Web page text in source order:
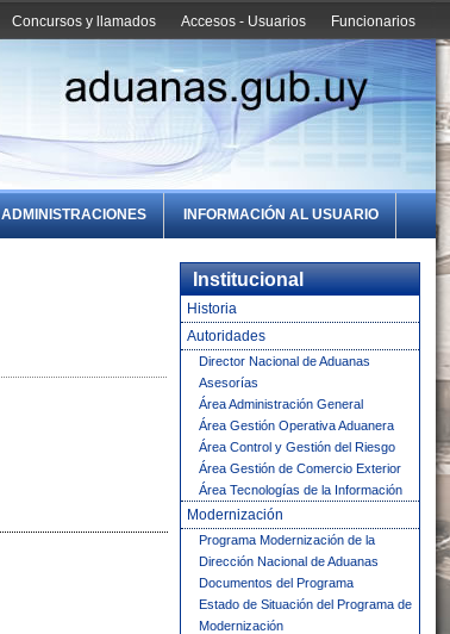
Funcionarios
Accesos - Usuarios
Concursos y llamados
ADMINISTRACIONES INFORMACIÓN AL USUARIO
Institucional
Historia
Autoridades
Director Nacional de Aduanas
Asesorías
Área Administración General
Área Gestión Operativa Aduanera
Área Control y Gestión del Riesgo
Área Gestión de Comercio Exterior
Área Tecnologías de la Información
Modernización
Programa Modernización de la
Dirección Nacional de Aduanas
Documentos del Programa
Estado de Situación del Programa de
Modernización